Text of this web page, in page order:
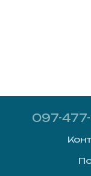
097-